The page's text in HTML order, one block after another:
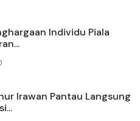
Individu Piala
Irawan Pantau Langsung